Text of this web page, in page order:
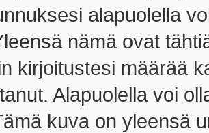
alapuolella
nämä ovat
kirjoitustesi määrää
Alapuolella voi
kuva on yleensä